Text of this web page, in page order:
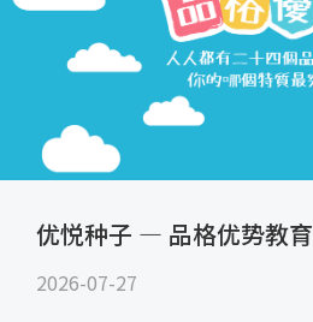
优悦种子 — 品格优势教育
2026-07-27